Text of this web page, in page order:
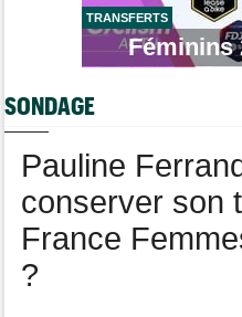
Route
Un coureur de 16 ans touché
accident
La peloton du Tour Femmes...
TRANSFERTS
Féminins
SONDAGE
Pauline
conserver son
France
?